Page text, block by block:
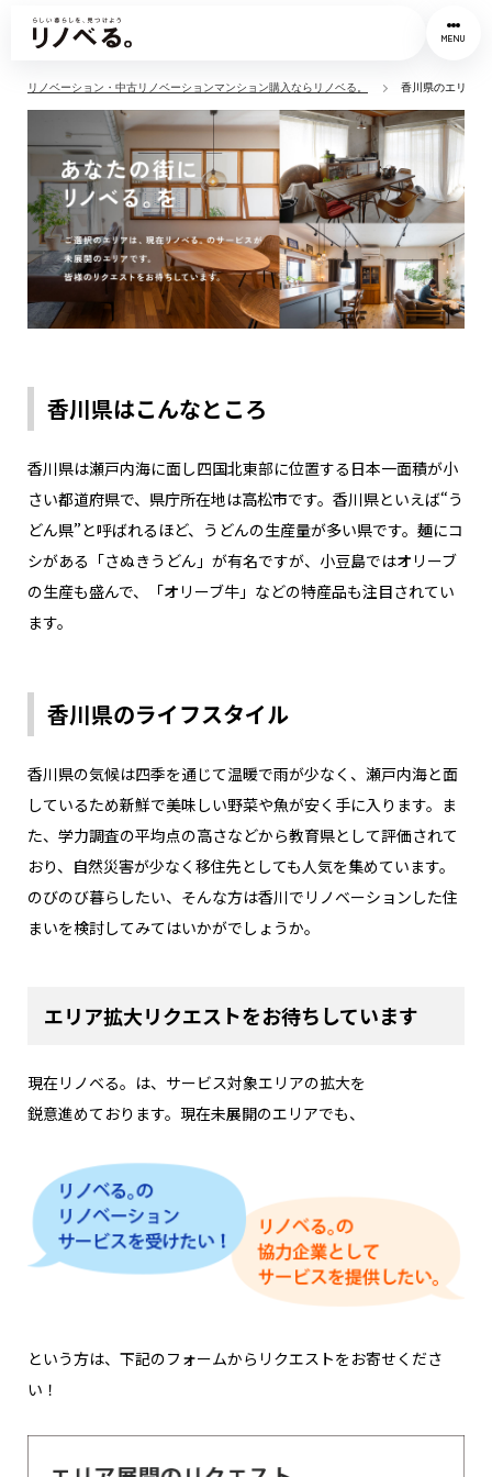
MENU
リノベーション・中古リノベーションマンション購入ならリノベる。 香川県のエリア拡
香川県はこんなところ
香川県は瀬戸内海に面し四国北東部に位置する日本一面積が小
さい都道府県で、県庁所在地は高松市です。香川県といえば“う
どん県”と呼ばれるほど、うどんの生産量が多い県です。麺にコ
シがある「さぬきうどん」が有名ですが、小豆島ではオリーブ
の生産も盛んで、「オリーブ牛」などの特産品も注目されてい
ます。
香川県のライフスタイル
香川県の気候は四季を通じて温暖で雨が少なく、瀬戸内海と面
しているため新鮮で美味しい野菜や魚が安く手に入ります。ま
た、学力調査の平均点の高さなどから教育県として評価されて
おり、自然災害が少なく移住先としても人気を集めています。
のびのび暮らしたい、そんな方は香川でリノベーションした住
まいを検討してみてはいかがでしょうか。
エリア拡大リクエストをお待ちしています
現在リノベる。は、サービス対象エリアの拡大を
鋭意進めております。現在未展開のエリアでも、
という方は、下記のフォームからリクエストをお寄せくださ
い！